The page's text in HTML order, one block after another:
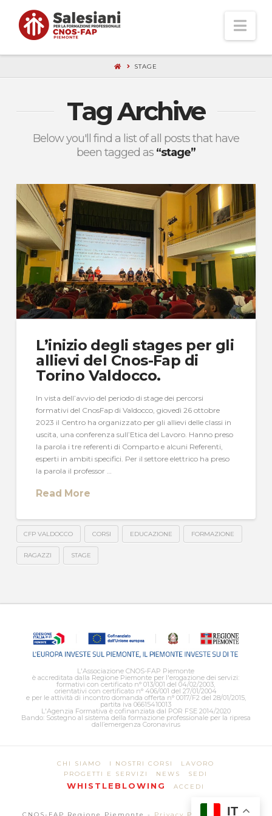
STAGE
Tag Archive
Below you'll find a list of all posts that have
been tagged as “stage”
L’inizio degli stages per gli
allievi del Cnos-Fap di
Torino Valdocco.
In vista dell’avvio del periodo di stage dei percorsi
formativi del CnosFap di Valdocco, giovedì 26 ottobre
2023 il Centro ha organizzato per gli allievi delle classi in
uscita, una conferenza sull’Etica del Lavoro. Hanno preso
la parola i tre referenti di Comparto e alcuni Referenti,
esperti in ambiti specifici. Per il settore elettrico ha preso
la parola il professor …
Read More
CFP VALDOCCO CORSI EDUCAZIONE FORMAZIONE
RAGAZZI STAGE
L'Associazione CNOS-FAP Piemonte
è accreditata dalla Regione Piemonte per l'erogazione dei servizi:
formativi con certificato n° 013/001 del 04/02/2003,
orientativi con certificato n° 406/001 del 27/01/2004
e per le attività di incontro domanda offerta n° 0017/F2 del 28/01/2015,
partita iva 06615410013
L'Agenzia Formativa è cofinanziata dal POR FSE 2014/2020
Bando: Sostegno al sistema della formazione professionale per la ripresa
dall’emergenza Coronavirus
CHI SIAMO I NOSTRI CORSI
LAVORO
PROGETTI E SERVIZI
NEWS SEDI
WHISTLEBLOWING ACCEDI
IT